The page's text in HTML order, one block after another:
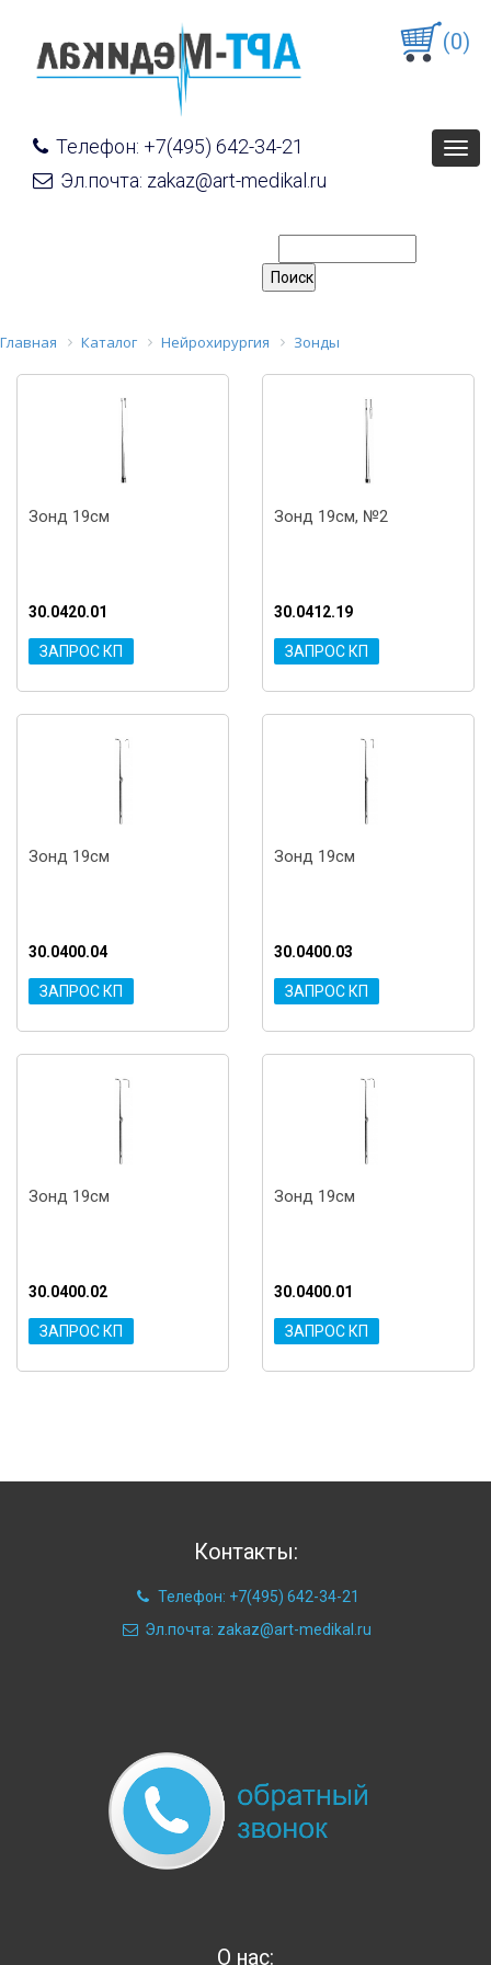
Телефон: +7(495) 642-34-21
Эл.почта: zakaz@art-medikal.ru
(0)
Главная Каталог Нейрохирургия Зонды
Зонд 19см
30.0420.01
ЗАПРОС КП
Зонд 19см, №2
30.0412.19
ЗАПРОС КП
Зонд 19см
30.0400.04
ЗАПРОС КП
Зонд 19см
30.0400.03
ЗАПРОС КП
Зонд 19см
30.0400.02
ЗАПРОС КП
Зонд 19см
30.0400.01
ЗАПРОС КП
Контакты:
Телефон: +7(495) 642-34-21
Эл.почта: zakaz@art-medikal.ru
О нас: